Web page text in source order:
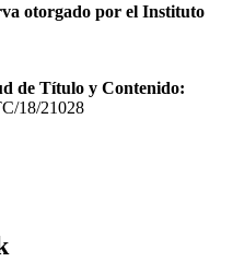
otorgado por el Instituto
de Título y Contenido:
18/21028